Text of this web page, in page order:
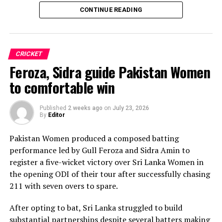
Sri Lanka’s bowlers shared the wickets, with Kavisha
Praboda, Sugandika Kumari and Kawya Kavindi chipped
in with one wicket apiece, while disciplined fielding
produced two crucial run-outs.
The chase belonged entirely to Dulani, who delivered
the innings of the match. Displaying confidence,
composure and a wide range of attacking strokes, she
remained unbeaten on 101 from just 64 balls, smashing
with controlled aggression, ensuring Sri Lanka stayed
ahead of the required rate throughout the chase.
Captain Chamari Athapaththu provided the ideal
platform with a sparkling 39 off 22 balls, adding 78 for
partnership. Although Sri Lanka lost wickets at regular
CONTINUE READING
CRICKET
Feroza, Sidra guide Pakistan Women
to comfortable win
Published 2 weeks ago on July 23, 2026
By Editor
Pakistan Women produced a composed batting
performance led by Gull Feroza and Sidra Amin to
register a five-wicket victory over Sri Lanka Women in
the opening ODI of their tour after successfully chasing
211 with seven overs to spare.
After opting to bat, Sri Lanka struggled to build
substantial partnerships despite several batters making